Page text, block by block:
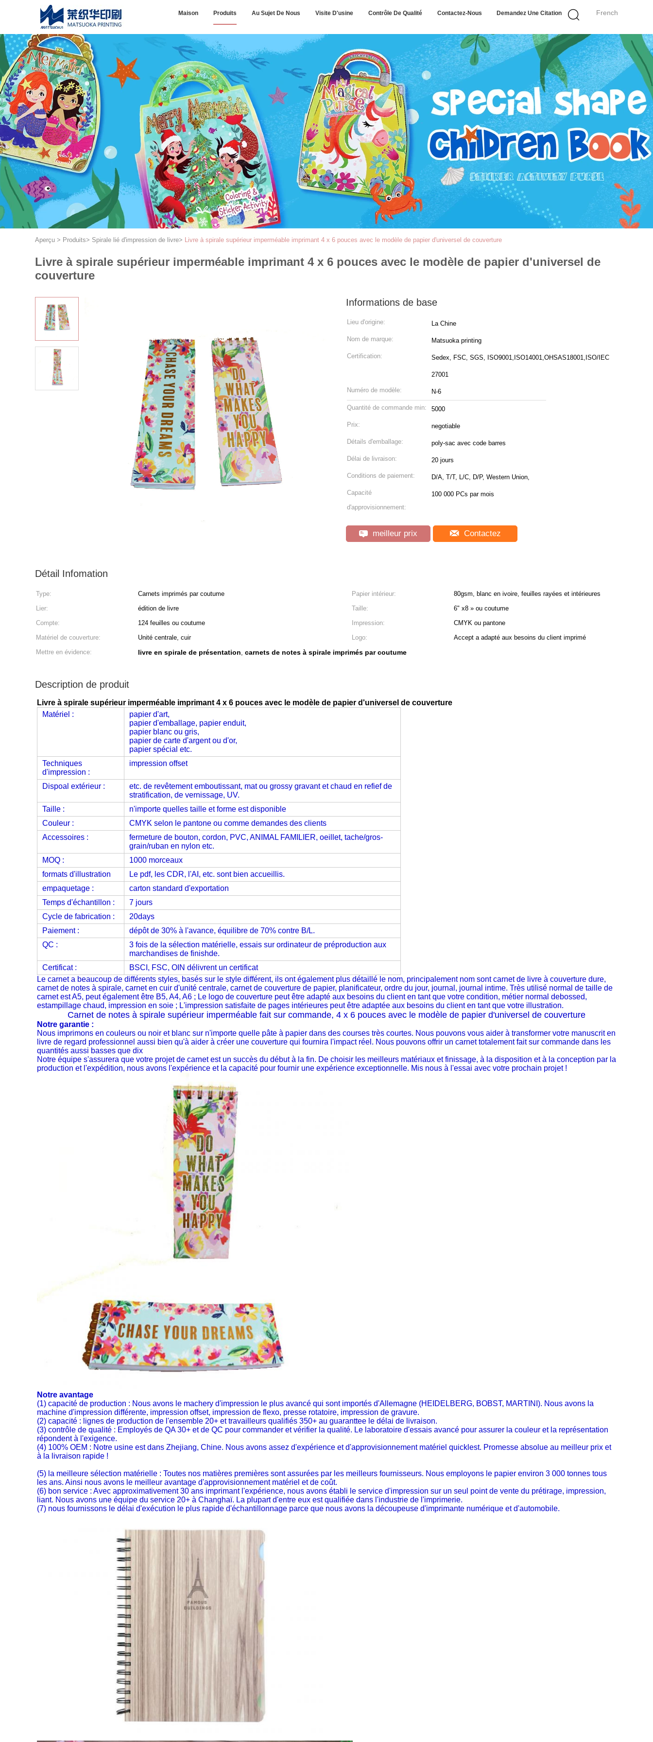
French
Maison Produits Au Sujet De Nous Visite D'usine Contrôle De Qualité Contactez-Nous Demandez Une Citation
Aperçu > Produits> Spirale lié d'impression de livre> Livre à spirale supérieur imperméable imprimant 4 x 6 pouces avec le modèle de papier d'universel de couverture
Livre à spirale supérieur imperméable imprimant 4 x 6 pouces avec le modèle de papier d'universel de
couverture
Informations de base
Lieu d'origine: La Chine
Nom de marque: Matsuoka printing
Certification: Sedex, FSC, SGS, ISO9001,ISO14001,OHSAS18001,ISO/IEC
27001
Numéro de modèle: N-6
Quantité de commande min: 5000
Prix: negotiable
Détails d'emballage: poly-sac avec code barres
Délai de livraison: 20 jours
Conditions de paiement: D/A, T/T, L/C, D/P, Western Union,
Capacité
d'approvisionnement:
100 000 PCs par mois
meilleur prix Contactez
Détail Infomation
Type: Carnets imprimés par coutume Papier intérieur:
80gsm, blanc en ivoire, feuilles rayées et intérieures
Lier:
édition de livre Taille:
6" x8 » ou coutume
Compte:
124 feuilles ou coutume Impression:
CMYK ou pantone
Matériel de couverture:
Unité centrale, cuir Logo:
Accept a adapté aux besoins du client imprimé
Mettre en évidence:
livre en spirale de présentation, carnets de notes à spirale imprimés par coutume
Description de produit
Livre à spirale supérieur imperméable imprimant 4 x 6 pouces avec le modèle de papier d'universel de couverture
Matériel :
papier d'art,
papier d'emballage, papier enduit,
papier blanc ou gris,
papier de carte d'argent ou d'or,
papier spécial etc.
Techniques
d'impression :
impression offset
Dispoal extérieur :
etc. de revêtement emboutissant, mat ou grossy gravant et chaud en refief de
stratification, de vernissage, UV.
Taille :
n'importe quelles taille et forme est disponible
Couleur :
CMYK selon le pantone ou comme demandes des clients
Accessoires :
fermeture de bouton, cordon, PVC, ANIMAL FAMILIER, oeillet, tache/gros-
grain/ruban en nylon etc.
MOQ :
1000 morceaux
formats d'illustration
Le pdf, les CDR, l'AI, etc. sont bien accueillis.
empaquetage :
carton standard d'exportation
Temps d'échantillon :
7 jours
Cycle de fabrication :
20days
Paiement :
dépôt de 30% à l'avance, équilibre de 70% contre B/L.
QC :
3 fois de la sélection matérielle, essais sur ordinateur de préproduction aux
marchandises de finishde.
Certificat :
BSCI, FSC, OIN délivrent un certificat
Le carnet a beaucoup de différents styles, basés sur le style différent, ils ont également plus détaillé le nom, principalement nom sont carnet de livre à couverture dure,
carnet de notes à spirale, carnet en cuir d'unité centrale, carnet de couverture de papier, planificateur, ordre du jour, journal, journal intime. Très utilisé normal de taille de
carnet est A5, peut également être B5, A4, A6 ; Le logo de couverture peut être adapté aux besoins du client en tant que votre condition, métier normal debossed,
estampillage chaud, impression en soie ; L'impression satisfaite de pages intérieures peut être adaptée aux besoins du client en tant que votre illustration.
Carnet de notes à spirale supérieur imperméable fait sur commande, 4 x 6 pouces avec le modèle de papier d'universel de couverture
Notre garantie :
Nous imprimons en couleurs ou noir et blanc sur n'importe quelle pâte à papier dans des courses très courtes. Nous pouvons vous aider à transformer votre manuscrit en
livre de regard professionnel aussi bien qu'à aider à créer une couverture qui fournira l'impact réel. Nous pouvons offrir un carnet totalement fait sur commande dans les
quantités aussi basses que dix
Notre équipe s'assurera que votre projet de carnet est un succès du début à la fin. De choisir les meilleurs matériaux et finissage, à la disposition et à la conception par la
production et l'expédition, nous avons l'expérience et la capacité pour fournir une expérience exceptionnelle. Mis nous à l'essai avec votre prochain projet !
Notre avantage
(1) capacité de production : Nous avons le machery d'impression le plus avancé qui sont importés d'Allemagne (HEIDELBERG, BOBST, MARTINI). Nous avons la
machine d'impression différente, impression offset, impression de flexo, presse rotatoire, impression de gravure.
(2) capacité : lignes de production de l'ensemble 20+ et travailleurs qualifiés 350+ au guaranttee le délai de livraison.
(3) contrôle de qualité : Employés de QA 30+ et de QC pour commander et vérifier la qualité. Le laboratoire d'essais avancé pour assurer la couleur et la représentation
répondent à l'exigence.
(4) 100% OEM : Notre usine est dans Zhejiang, Chine. Nous avons assez d'expérience et d'approvisionnement matériel quicklest. Promesse absolue au meilleur prix et
à la livraison rapide !
(5) la meilleure sélection matérielle : Toutes nos matières premières sont assurées par les meilleurs fournisseurs. Nous employons le papier environ 3 000 tonnes tous
les ans. Ainsi nous avons le meilleur avantage d'approvisionnement matériel et de coût.
(6) bon service : Avec approximativement 30 ans imprimant l'expérience, nous avons établi le service d'impression sur un seul point de vente du prétirage, impression,
liant. Nous avons une équipe du service 20+ à Changhaï. La plupart d'entre eux est qualifiée dans l'industrie de l'imprimerie.
(7) nous fournissons le délai d'exécution le plus rapide d'échantillonnage parce que nous avons la découpeuse d'imprimante numérique et d'automobile.